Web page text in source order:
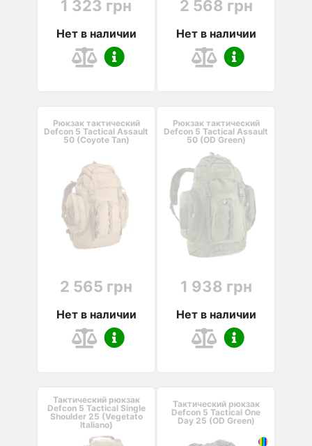
1 323 грн
Нет в наличии
2 568 грн
Нет в наличии
Рюкзак тактический
Defcon 5 Tactical Assault
50 (Coyote Tan)
2 565 грн
Нет в наличии
Рюкзак тактический
Defcon 5 Tactical Assault
50 (OD Green)
1 938 грн
Нет в наличии
Тактический рюкзак
Defcon 5 Tactical Single
Shoulder 25 (Vegetato
Italiano)
Тактический рюкзак
Defcon 5 Tactical One
Day 25 (OD Green)